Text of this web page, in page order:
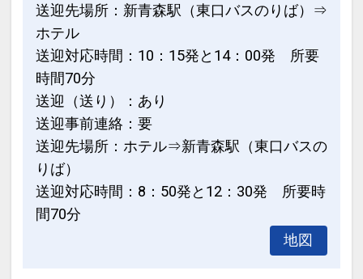
送迎先場所：新青森駅（東口バスのりば）⇒
ホテル
送迎対応時間：10：15発と14：00発 所要
時間70分
送迎（送り）：あり
送迎事前連絡：要
送迎先場所：ホテル⇒新青森駅（東口バスの
りば）
送迎対応時間：8：50発と12：30発 所要時
間70分
地図